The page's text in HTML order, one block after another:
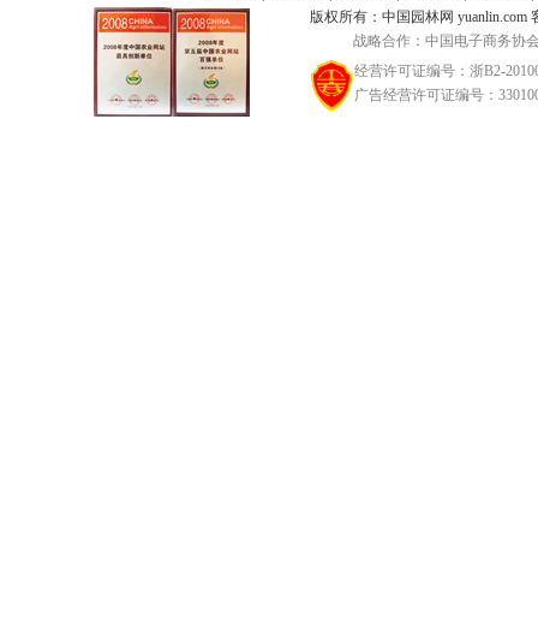
版权所有：中国园林网 yuanlin.com
战略合作：中国电子商务协
经营许可证编号：浙B2-
广告经营许可证编号：